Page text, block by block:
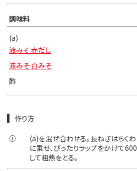
調味料
(a)
液みそ 赤だし
液みそ 白みそ
酢
作り方
①
(a)を混ぜ合わせる。長ねぎはちく
に乗せ、ぴったりラップをかけて
して粗熱をとる。